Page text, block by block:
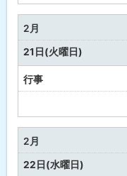
定
な
し
2月
21日(火曜日)
行事
定
な
し
2月
22日(水曜日)